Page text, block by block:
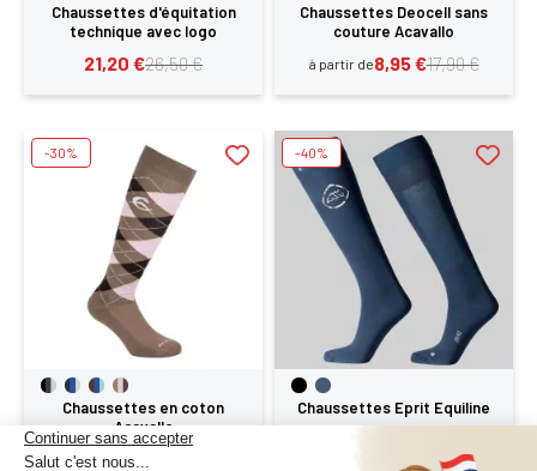
Chaussettes d'équitation
technique avec logo
26,50 €
21,20 €
Chaussettes Deocell sans
couture Acavallo
à partir de 17,90 €
8,95 €
Chaussettes en coton
Acavallo
à partir de 8,75 €
-30%
Chaussettes Eprit Equiline
19,00 €
-40%